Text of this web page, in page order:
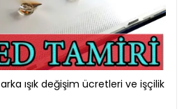
ışık değişim ücretleri ve işçilik